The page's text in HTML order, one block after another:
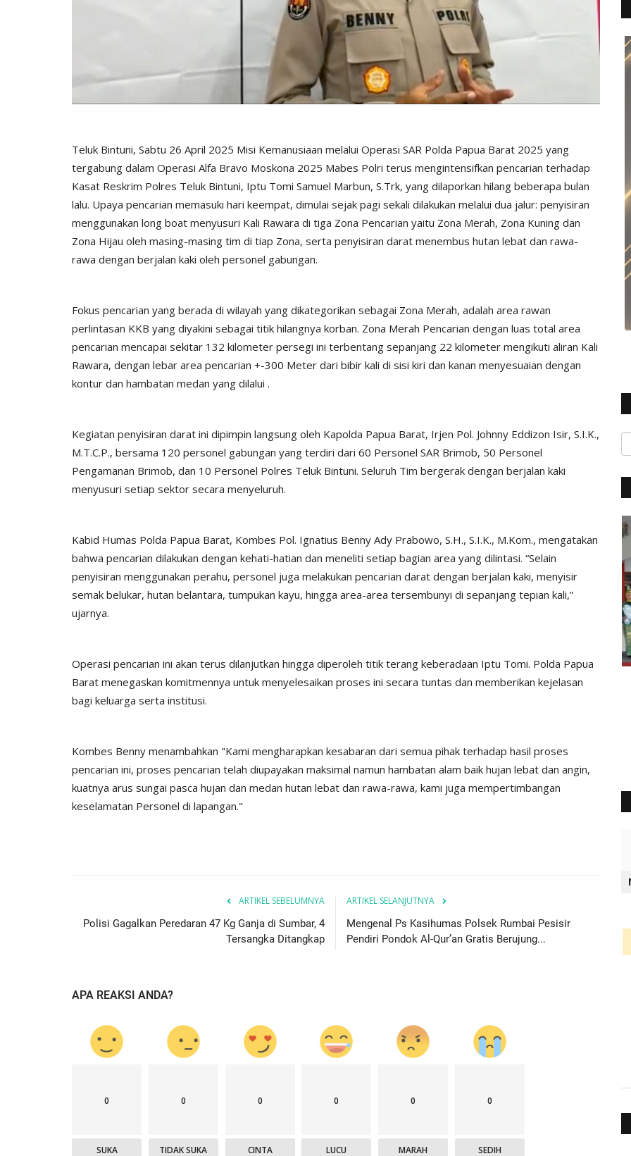
Teluk Bintuni, Sabtu 26 April 2025 Misi Kemanusiaan melalui Operasi SAR Polda Papua Barat 2025 yang
tergabung dalam Operasi Alfa Bravo Moskona 2025 Mabes Polri terus mengintensifkan pencarian terhadap
Kasat Reskrim Polres Teluk Bintuni, Iptu Tomi Samuel Marbun, S.Trk, yang dilaporkan hilang beberapa bulan
lalu. Upaya pencarian memasuki hari keempat, dimulai sejak pagi sekali dilakukan melalui dua jalur: penyisiran
menggunakan long boat menyusuri Kali Rawara di tiga Zona Pencarian yaitu Zona Merah, Zona Kuning dan
Zona Hijau oleh masing-masing tim di tiap Zona, serta penyisiran darat menembus hutan lebat dan rawa-
rawa dengan berjalan kaki oleh personel gabungan.
Fokus pencarian yang berada di wilayah yang dikategorikan sebagai Zona Merah, adalah area rawan
perlintasan KKB yang diyakini sebagai titik hilangnya korban. Zona Merah Pencarian dengan luas total area
pencarian mencapai sekitar 132 kilometer persegi ini terbentang sepanjang 22 kilometer mengikuti aliran Kali
Rawara, dengan lebar area pencarian +-300 Meter dari bibir kali di sisi kiri dan kanan menyesuaian dengan
kontur dan hambatan medan yang dilalui .
Kegiatan penyisiran darat ini dipimpin langsung oleh Kapolda Papua Barat, Irjen Pol. Johnny Eddizon Isir, S.I.K.,
M.T.C.P., bersama 120 personel gabungan yang terdiri dari 60 Personel SAR Brimob, 50 Personel
Pengamanan Brimob, dan 10 Personel Polres Teluk Bintuni. Seluruh Tim bergerak dengan berjalan kaki
menyusuri setiap sektor secara menyeluruh.
Kabid Humas Polda Papua Barat, Kombes Pol. Ignatius Benny Ady Prabowo, S.H., S.I.K., M.Kom., mengatakan
bahwa pencarian dilakukan dengan kehati-hatian dan meneliti setiap bagian area yang dilintasi. “Selain
penyisiran menggunakan perahu, personel juga melakukan pencarian darat dengan berjalan kaki, menyisir
semak belukar, hutan belantara, tumpukan kayu, hingga area-area tersembunyi di sepanjang tepian kali,”
ujarnya.
Operasi pencarian ini akan terus dilanjutkan hingga diperoleh titik terang keberadaan Iptu Tomi. Polda Papua
Barat menegaskan komitmennya untuk menyelesaikan proses ini secara tuntas dan memberikan kejelasan
bagi keluarga serta institusi.
Kombes Benny menambahkan "Kami mengharapkan kesabaran dari semua pihak terhadap hasil proses
pencarian ini, proses pencarian telah diupayakan maksimal namun hambatan alam baik hujan lebat dan angin,
kuatnya arus sungai pasca hujan dan medan hutan lebat dan rawa-rawa, kami juga mempertimbangan
keselamatan Personel di lapangan."
ARTIKEL SEBELUMNYA
Polisi Gagalkan Peredaran 47 Kg Ganja di Sumbar, 4
Tersangka Ditangkap
ARTIKEL SELANJUTNYA
Mengenal Ps Kasihumas Polsek Rumbai Pesisir
Pendiri Pondok Al-Qur’an Gratis Berujung...
APA REAKSI ANDA?
0
SUKA
0
TIDAK SUKA
0
CINTA
0
LUCU
0
MARAH
0
SEDIH
Lembata :
Patroli Malam Hari, Sat Lantas Polres
Lembata Berikan Pesan...
Peringati Hari Kartini, Kompolnas: